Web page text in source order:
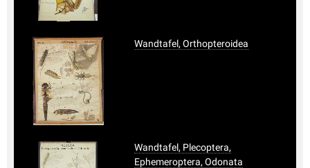
Wandtafel, Orthopteroidea
Wandtafel, Plecoptera,
Ephemeroptera, Odonata